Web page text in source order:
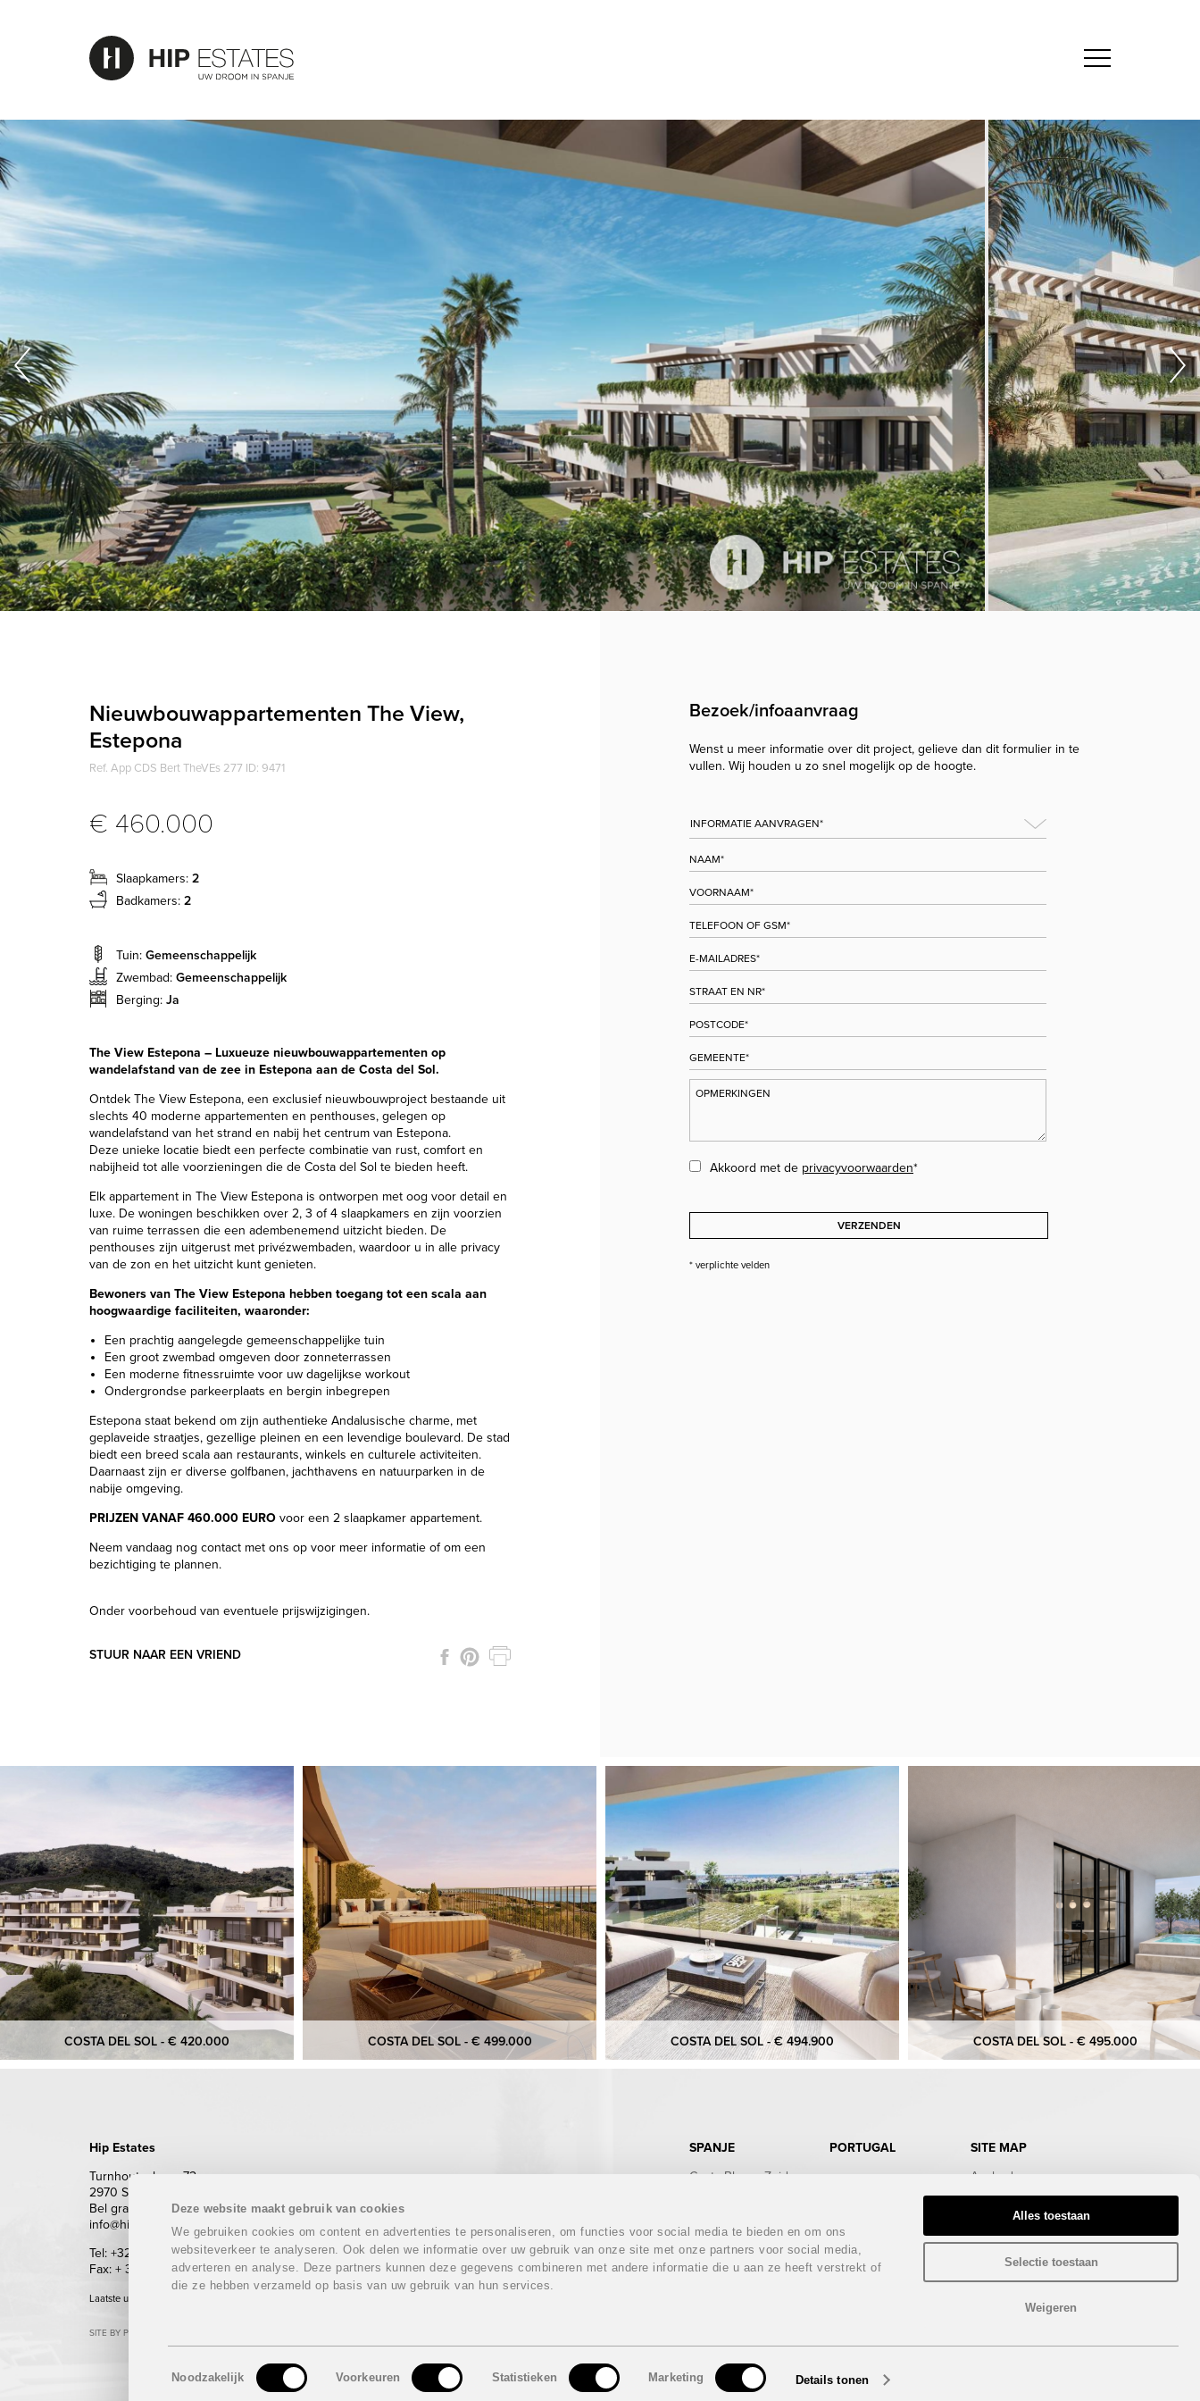
Deze website maakt gebruik van cookies
We gebruiken cookies om content en advertenties te personaliseren, om functies voor social media te bieden en om ons
websiteverkeer te analyseren. Ook delen we informatie over uw gebruik van onze site met onze partners voor social media,
adverteren en analyse. Deze partners kunnen deze gegevens combineren met andere informatie die u aan ze heeft verstrekt of
die ze hebben verzameld op basis van uw gebruik van hun services.
Toestemmingsselectie
Noodzakelijk Voorkeuren Statistieken Marketing Details tonen
Alles toestaan
Selectie toestaan
Weigeren
Nieuwbouwappartementen The View,
Estepona
Ref. App CDS Bert TheVEs 277 ID: 9471
€ 460.000
Slaapkamers: 2
Badkamers: 2
Tuin: Gemeenschappelijk
Zwembad: Gemeenschappelijk
Berging: Ja
The View Estepona – Luxueuze nieuwbouwappartementen op
wandelafstand van de zee in Estepona aan de Costa del Sol​.
Ontdek The View Estepona, een exclusief nieuwbouwproject bestaande uit
slechts 40 moderne appartementen en penthouses, gelegen op
wandelafstand van het strand en nabij het centrum van Estepona.
Deze unieke locatie biedt een perfecte combinatie van rust, comfort en
nabijheid tot alle voorzieningen die de Costa del Sol te bieden heeft.​
Elk appartement in The View Estepona is ontworpen met oog voor detail en
luxe. De woningen beschikken over 2, 3 of 4 slaapkamers en zijn voorzien
van ruime terrassen die een adembenemend uitzicht bieden. De
penthouses zijn uitgerust met privézwembaden, waardoor u in alle privacy
van de zon en het uitzicht kunt genieten.​
Bewoners van The View Estepona hebben toegang tot een scala aan
hoogwaardige faciliteiten, waaronder:
Een prachtig aangelegde gemeenschappelijke tuin
Een groot zwembad omgeven door zonneterrassen
Een moderne fitnessruimte voor uw dagelijkse workout
Ondergrondse parkeerplaats en bergin inbegrepen​
Estepona staat bekend om zijn authentieke Andalusische charme, met
geplaveide straatjes, gezellige pleinen en een levendige boulevard. De stad
biedt een breed scala aan restaurants, winkels en culturele activiteiten.
Daarnaast zijn er diverse golfbanen, jachthavens en natuurparken in de
nabije omgeving.
PRIJZEN VANAF 460.000 EURO voor een 2 slaapkamer appartement.
Neem vandaag nog contact met ons op voor meer informatie of om een
bezichtiging te plannen.
Onder voorbehoud van eventuele prijswijzigingen.
STUUR NAAR EEN VRIEND
Bezoek/infoaanvraag
Wenst u meer informatie over dit project, gelieve dan dit formulier in te
vullen. Wij houden u zo snel mogelijk op de hoogte.
Akkoord met de privacyvoorwaarden*
VERZENDEN
* verplichte velden
COSTA DEL SOL - € 420.000 COSTA DEL SOL - € 499.000 COSTA DEL SOL - € 494.900 COSTA DEL SOL - € 495.000
Hip Estates
Turnhoutsebaan 72
2970 Schilde
Bel gratis 0800 62 500 (enkel vanuit België)
info@hipestates.com
Tel: +32 (0)3 283 87 87
Fax: + 32 (0)3 293 69 62
Laatste update: 07/08/2026
SITE BY PLUG
SPANJE
Costa Blanca Zuid
Costa del Sol
Costa Almeria
Costa Tropical
Costa Brava
PORTUGAL
SITE MAP
Aanbod
Doe de test
Gratis Infopakket
Magazine
Bezichtigingstrips
Infodagen